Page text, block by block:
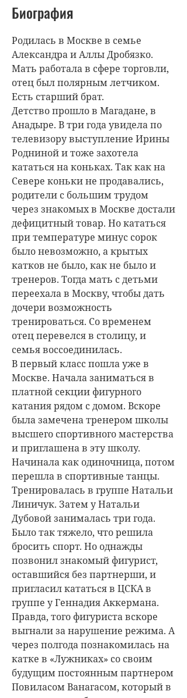
Биография
Родилась в Москве в семье
Александра и Аллы Дробязко.
Мать работала в сфере торговли,
отец был полярным летчиком.
Есть старший брат.
Детство прошло в Магадане, в
Анадыре. В три года увидела по
телевизору выступление Ирины
Родниной и тоже захотела
кататься на коньках. Так как на
Севере коньки не продавались,
родители с большим трудом
через знакомых в Москве достали
дефицитный товар. Но кататься
при температуре минус сорок
было невозможно, а крытых
катков не было, как не было и
тренеров. Тогда мать с детьми
переехала в Москву, чтобы дать
дочери возможность
тренироваться. Со временем
отец перевелся в столицу, и
семья воссоединилась.
В первый класс пошла уже в
Москве. Начала заниматься в
платной секции фигурного
катания рядом с домом. Вскоре
была замечена тренером школы
высшего спортивного мастерства
и приглашена в эту школу.
Начинала как одиночница, потом
перешла в спортивные танцы.
Тренировалась в группе Натальи
Линичук. Затем у Натальи
Дубовой занималась три года.
Было так тяжело, что решила
бросить спорт. Но однажды
позвонил знакомый фигурист,
оставшийся без партнерши, и
пригласил кататься в ЦСКА в
группе у Геннадия Аккермана.
Правда, того фигуриста вскоре
выгнали за нарушение режима. А
через полгода познакомилась на
катке в «Лужниках» со своим
будущим постоянным партнером
Повиласом Ванагасом, который в